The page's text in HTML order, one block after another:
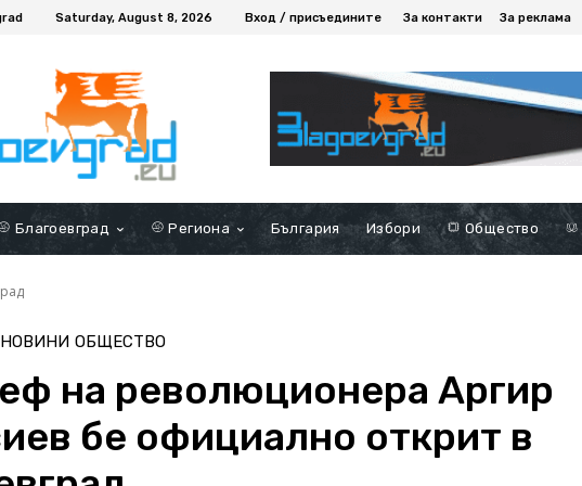
Saturday, August 8, 2026 Вход / присъедините За контакти За реклама
Благоевград Региона България Избори Общество
НОВИНИ ОБЩЕСТВО
на революционера Аргир
бе официално открит в